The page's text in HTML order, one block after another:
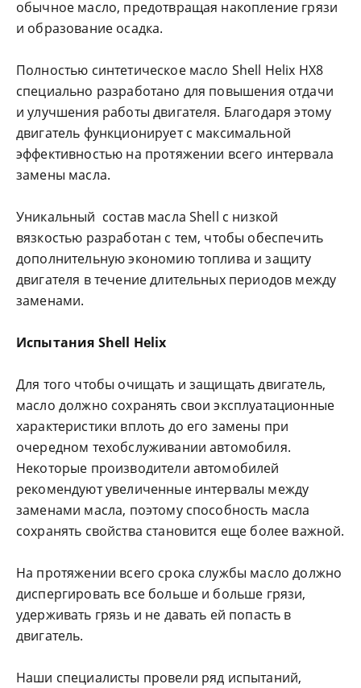
обычное масло, предотвращая накопление грязи
и образование осадка.
Полностью синтетическое масло Shell Helix HX8
специально разработано для повышения отдачи
и улучшения работы двигателя. Благодаря этому
двигатель функционирует с максимальной
эффективностью на протяжении всего интервала
замены масла.
Уникальный состав масла Shell с низкой
вязкостью разработан с тем, чтобы обеспечить
дополнительную экономию топлива и защиту
двигателя в течение длительных периодов между
заменами.
Испытания Shell Helix
Для того чтобы очищать и защищать двигатель,
масло должно сохранять свои эксплуатационные
характеристики вплоть до его замены при
очередном техобслуживании автомобиля.
Некоторые производители автомобилей
рекомендуют увеличенные интервалы между
заменами масла, поэтому способность масла
сохранять свойства становится еще более важной.
На протяжении всего срока службы масло должно
диспергировать все больше и больше грязи,
удерживать грязь и не давать ей попасть в
двигатель.
Наши специалисты провели ряд испытаний,